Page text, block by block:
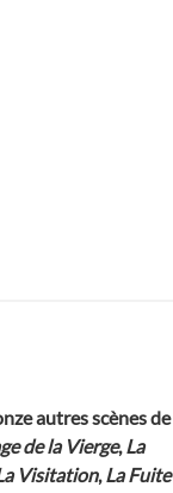
autres scènes
de la Vierge,La
Visitation,La